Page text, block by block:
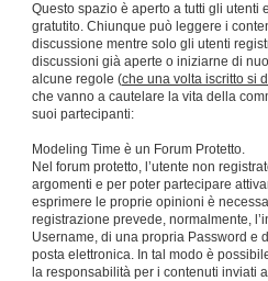
Questo spazio è aperto a tutti gli utenti
gratutito. Chiunque può leggere i
discussione mentre solo gli utenti
discussioni già aperte o iniziarne di
alcune regole (che una volta iscritto si
che vanno a cautelare la vita della
suoi partecipanti:
Modeling Time è un Forum Protetto.
Nel forum protetto, l’utente non
argomenti e per poter partecipare
esprimere le proprie opinioni è
registrazione prevede, normalmente,
Username, di una propria Password e
posta elettronica. In tal modo è
la responsabilità per i contenuti inviati